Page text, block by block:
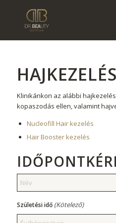
Klinikánkon az alábbi
kopaszodás ellen, valamint
Nucleofill Hair kezelés
Hair Booster kezelés
Név
Születési idő (Kötelező)